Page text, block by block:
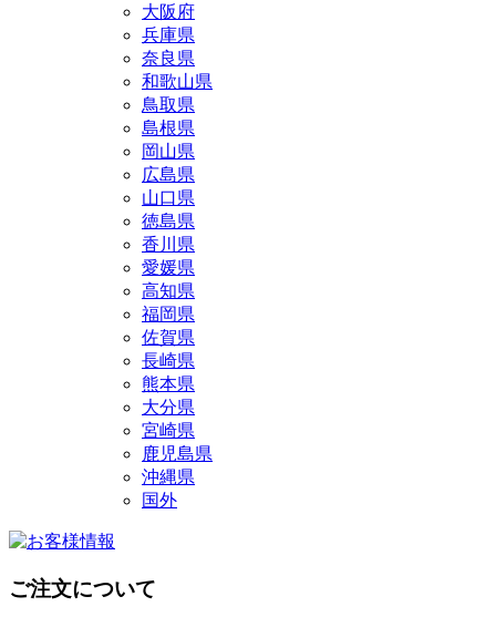
大阪府
兵庫県
奈良県
和歌山県
鳥取県
島根県
岡山県
広島県
山口県
徳島県
香川県
愛媛県
高知県
福岡県
佐賀県
長崎県
熊本県
大分県
宮崎県
鹿児島県
沖縄県
国外
ご注文について